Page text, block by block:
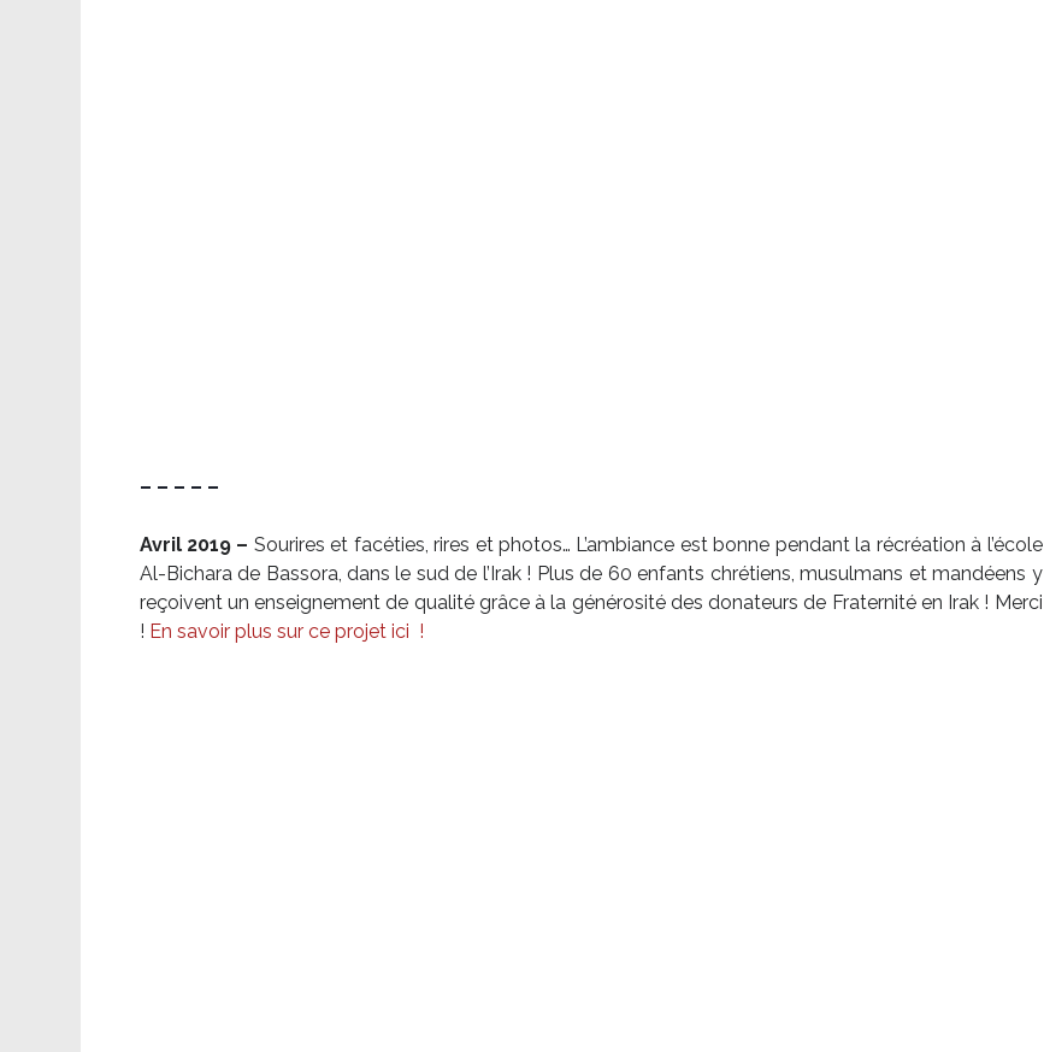
– – – – –
Avril 2019 – Sourires et facéties, rires et photos… L’ambiance est bonne pendant la récréation à l’école
Al-Bichara de Bassora, dans le sud de l’Irak ! Plus de 60 enfants chrétiens, musulmans et mandéens y
reçoivent un enseignement de qualité grâce à la générosité des donateurs de Fraternité en Irak ! Merci
! En savoir plus sur ce projet ici !